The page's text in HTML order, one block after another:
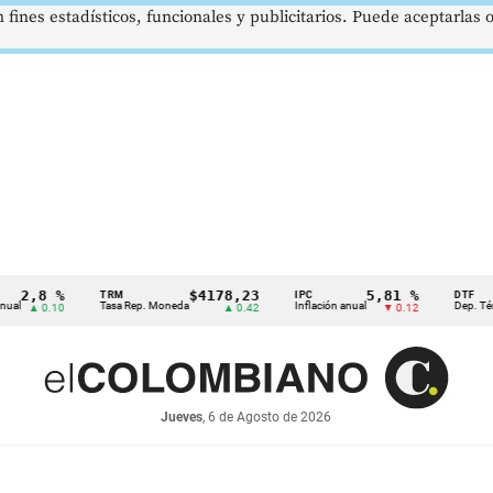
% TRM
Tasa Rep. Moneda
$4178,23
▲ 0.42
IPC
Inflación anual
5,81 %
▼ 0.12
DTF
Dep. Término
Jueves, 6 de Agosto de 2026
estadísticos, funcionales y publicitarios. Puede aceptarlas